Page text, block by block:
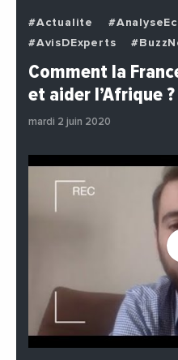
#Actualite
#AvisDExperts
#Politique
Comment la
et aider l’Afrique
mardi 2 juin 2020